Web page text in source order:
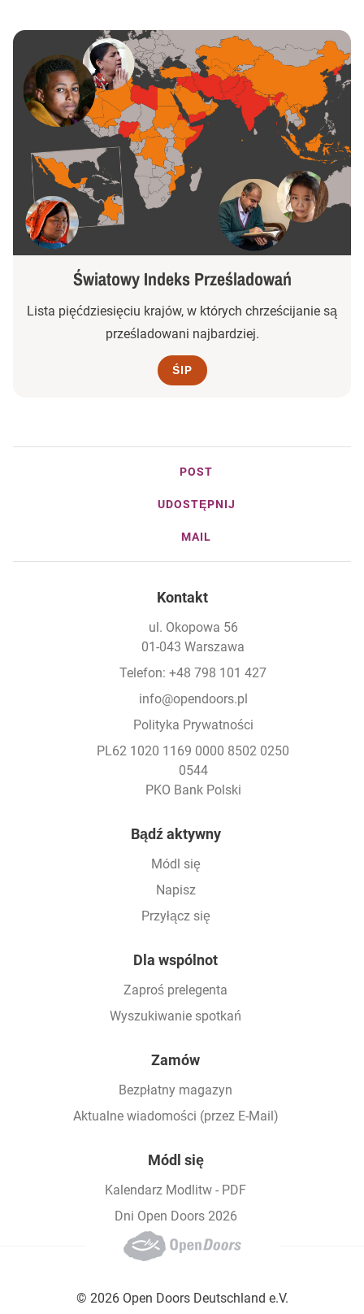
Światowy Indeks Prześladowań
Lista pięćdziesięciu krajów, w których chrześcijanie są
prześladowani najbardziej.
ŚIP
POST
UDOSTĘPNIJ
MAIL
Kontakt
ul. Okopowa 56
01-043 Warszawa
Telefon: +48 798 101 427
info@opendoors.pl
Polityka Prywatności
PL62 1020 1169 0000 8502 0250
0544
PKO Bank Polski
Bądź aktywny
Módl się
Napisz
Przyłącz się
Dla wspólnot
Zaproś prelegenta
Wyszukiwanie spotkań
Zamów
Bezpłatny magazyn
Aktualne wiadomości (przez E-Mail)
Módl się
Kalendarz Modlitw - PDF
Dni Open Doors 2026
© 2026 Open Doors Deutschland e.V.